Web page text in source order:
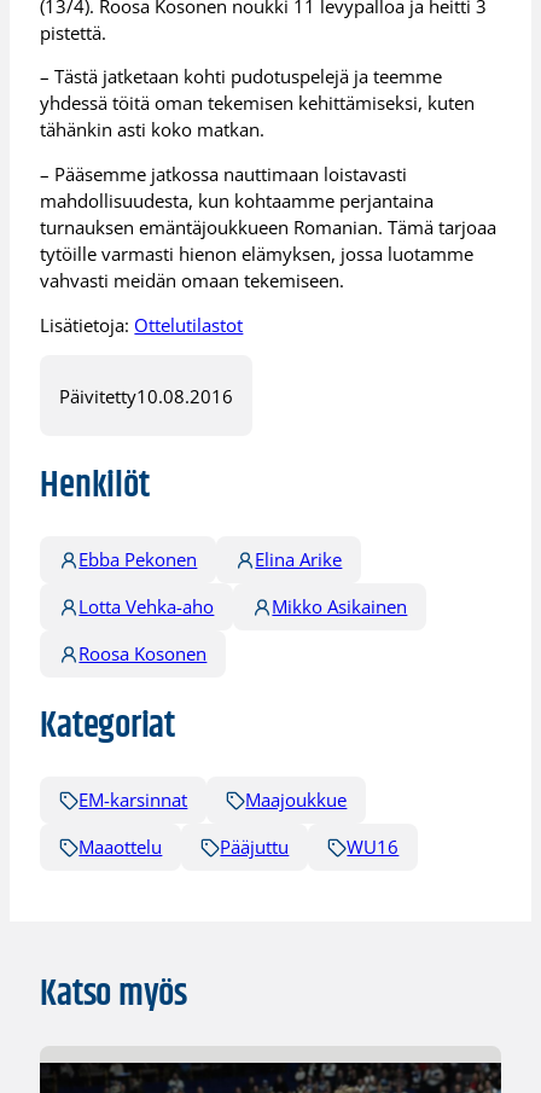
(13/4). Roosa Kosonen noukki 11 levypalloa ja heitti 3
pistettä.
– Tästä jatketaan kohti pudotuspelejä ja teemme
yhdessä töitä oman tekemisen kehittämiseksi, kuten
tähänkin asti koko matkan.
– Pääsemme jatkossa nauttimaan loistavasti
mahdollisuudesta, kun kohtaamme perjantaina
turnauksen emäntäjoukkueen Romanian. Tämä tarjoaa
tytöille varmasti hienon elämyksen, jossa luotamme
vahvasti meidän omaan tekemiseen.
Lisätietoja: Ottelutilastot
Päivitetty10.08.2016
Henkilöt
Ebba Pekonen
Elina Arike
Lotta Vehka-aho
Mikko Asikainen
Roosa Kosonen
Kategoriat
EM-karsinnat
Maajoukkue
Maaottelu
Pääjuttu WU16
Katso myös